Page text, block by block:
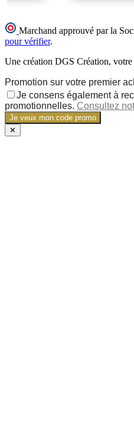
Marchand approuvé par la
pour vérifier.
Une création DGS Création, votre
Promotion sur votre premier
Je consens également à
promotionnelles. Consultez
Je veux mon code promo
✕